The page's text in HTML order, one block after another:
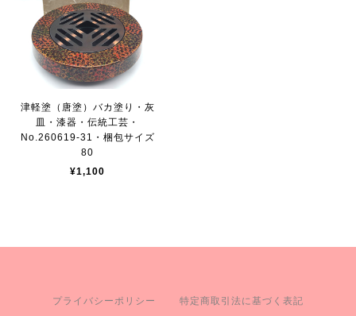
津軽塗（唐塗）バカ塗り・灰
皿・漆器・伝統工芸・
No.260619-31・梱包サイズ
80
¥1,100
プライバシーポリシー 特定商取引法に基づく表記